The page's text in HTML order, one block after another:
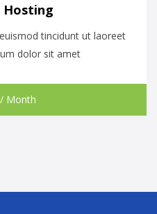
Hosting
tincidunt ut laoreet
dolor sit amet
/ Month